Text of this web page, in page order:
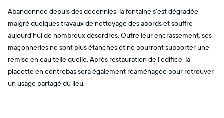
Abandonnée depuis des décennies, la fontaine s’est dégradée
malgré quelques travaux de nettoyage des abords et souffre
aujourd’hui de nombreux désordres. Outre leur encrassement, ses
maçonneries ne sont plus étanches et ne pourront supporter une
remise en eau telle quelle. Après restauration de l'édifice, la
placette en contrebas sera également réaménagée pour retrouver
un usage partagé du lieu.